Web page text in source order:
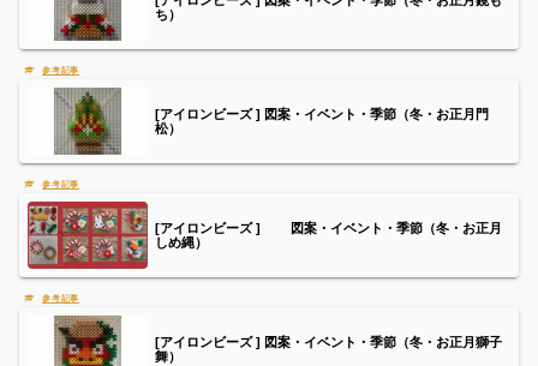
ち）
[アイロンビーズ ] 図案・イベント・季節（冬・お正月門
松）
[アイロンビーズ ] 図案・イベント・季節（冬・お正月
しめ縄）
[アイロンビーズ ] 図案・イベント・季節（冬・お正月獅子
舞）